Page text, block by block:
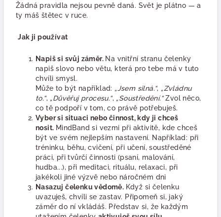
Žádná pravidla nejsou pevně daná. Svět je plátno — a
ty máš štětec v ruce.
Jak ji používat
Napiš si svůj záměr. Na vnitřní stranu čelenky
napiš slovo nebo větu, která pro tebe má v tuto
chvíli smysl.
Může to být například: „Jsem silná.“, „Zvládnu
to.“, „Důvěřuj procesu.“, „Soustředění.“Zvol něco,
co tě podpoří v tom, co právě potřebuješ.
Vyber si situaci nebo činnost, kdy ji chceš
nosit. MindBand si vezmi při aktivitě, kde chceš
být ve svém nejlepším nastavení. Například: při
tréninku, běhu, cvičení, při učení, soustředěné
práci, při tvůrčí činnosti (psaní, malování,
hudba...), při meditaci, rituálu, relaxaci, při
jakékoli jiné výzvě nebo náročném dni
Nasazuj čelenku vědomě. Když si čelenku
uvazuješ, chvíli se zastav. Připomeň si, jaký
záměr do ní vkládáš. Představ si, že každým